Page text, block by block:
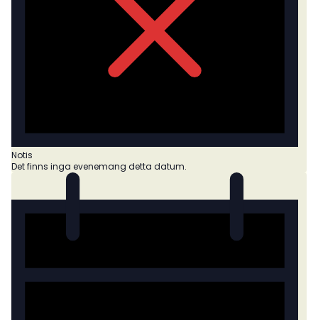
Notis
Det finns inga evenemang detta datum.